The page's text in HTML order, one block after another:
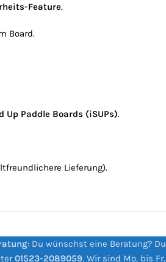
Feature.
Board.
Paddle Boards (iSUPs).
Lieferung).
: Du wünschst eine Beratung? Du
01523-2089059. Wir sind Mo. bis Fr.